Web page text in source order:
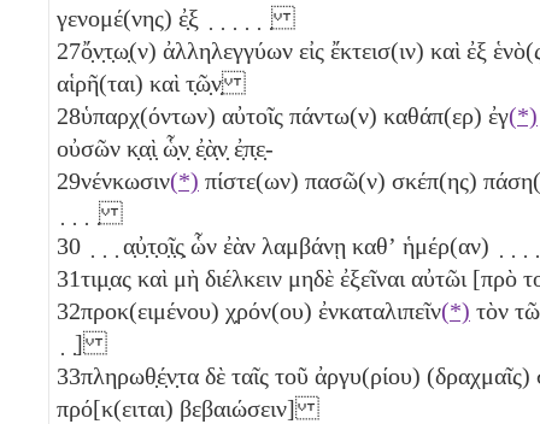
γενομέ(νης) ἐ̣ξ ̣ ̣ ̣ ̣ ̣ ̣
27ὄ̣ν̣τ̣ω̣(ν) ἀλληλεγγύων εἰς ἔκτεισ(ιν) καὶ ἐξ
αἱρῆ(ται) καὶ τ̣ῶ̣ν̣
28ὑπαρχ(όντων) αὐτοῖς πάντω(ν) καθάπ(ερ) ἐγ(*)
οὐσῶν κ̣α̣ὶ̣ ὧ̣ν̣ ἐ̣ὰ̣ν̣ ἐ̣π̣ε̣-
29νένκωσιν(*) πίστε(ων) πασῶ(ν) σκέπ(ης)
̣ ̣ ̣ ̣
30
α̣ὐ̣τ̣ο̣ῖ̣ς̣ ὧν ἐὰν λαμβάνῃ καθʼ
31τιμ̣ας καὶ μὴ διέλκειν μηδὲ ἐξεῖναι αὐτῶι
32προκ(ειμένου) χ̣ρόν(ου) ἐνκαταλιπεῖν(*) τὸν
̣ ̣]
33πληρωθ̣έ̣ν̣τα δὲ ταῖς τοῦ ἀργυ(ρίου) (δραχμαῖς)
πρό[κ(ειται) βεβαιώσειν]